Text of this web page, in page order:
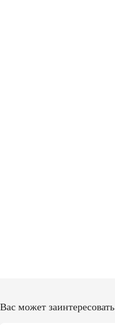
Вас может заинтересовать